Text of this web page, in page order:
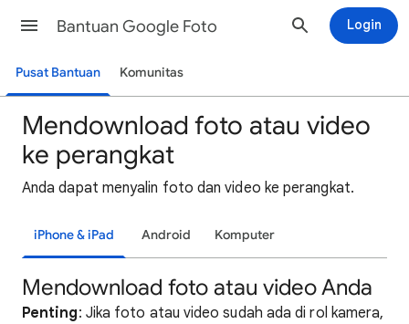
Bantuan Google Foto Login
Pusat Bantuan Komunitas
Mendownload foto atau video
ke perangkat
Anda dapat menyalin foto dan video ke perangkat.
iPhone & iPad Android Komputer
Mendownload foto atau video Anda
Penting: Jika foto atau video sudah ada di rol kamera,